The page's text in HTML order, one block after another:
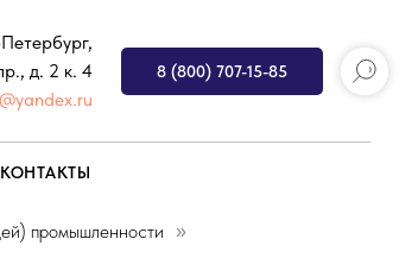
д. 2 к. 4
8 (800) 707-15-85
КОНТАКТЫ
промышленности »